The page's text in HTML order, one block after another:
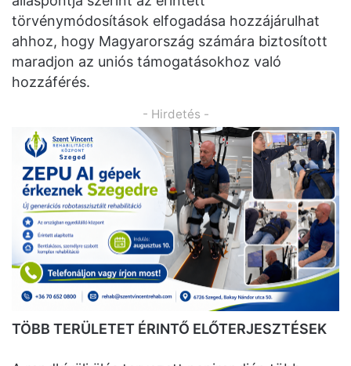
törvénymódosítások elfogadása hozzájárulhat
ahhoz, hogy Magyarország számára biztosított
maradjon az uniós támogatásokhoz való
hozzáférés.
- Hirdetés -
TÖBB TERÜLETET ÉRINTŐ ELŐTERJESZTÉSEK